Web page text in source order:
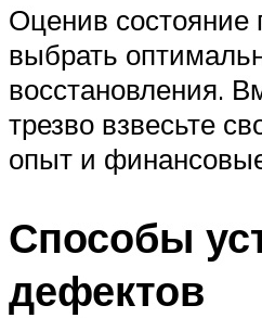
Оценив состояние
выбрать
восстановления.
трезво взвесьте
опыт и
Способы
дефектов